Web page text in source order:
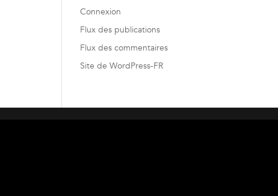
Connexion
Flux des publications
Flux des commentaires
Site de WordPress-FR